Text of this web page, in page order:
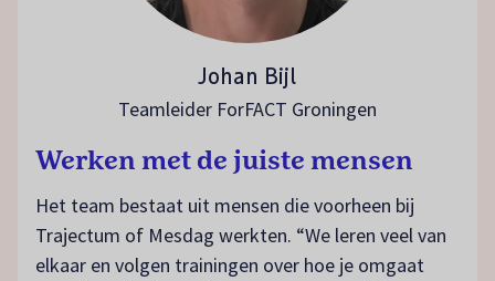
Johan Bijl
Teamleider ForFACT Groningen
Werken met de juiste mensen
Het team bestaat uit mensen die voorheen bij
Trajectum of Mesdag werkten. “We leren veel van
elkaar en volgen trainingen over hoe je omgaat